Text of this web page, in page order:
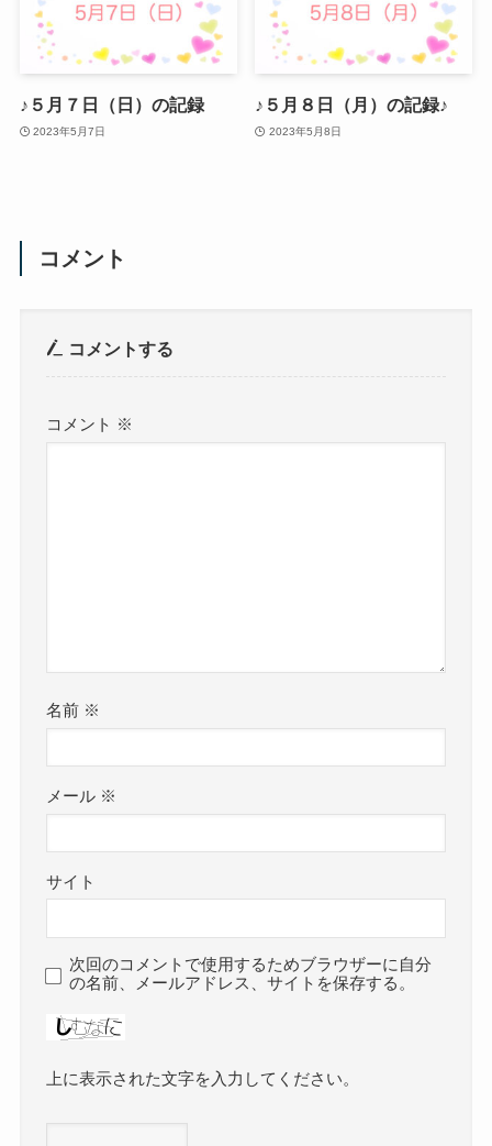
♪５月７日（日）の記録
2023年5月7日
♪５月８日（月）の記録♪
2023年5月8日
コメント
コメントする
コメント ※
名前 ※
メール ※
サイト
次回のコメントで使用するためブラウザーに自分
の名前、メールアドレス、サイトを保存する。
上に表示された文字を入力してください。